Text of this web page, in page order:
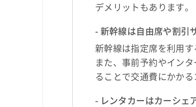
デメリットもあります。
- 新幹線は自由席や割引
新幹線は指定席を利用
また、事前予約やイン
ることで交通費にかか
- レンタカーはカーシェ